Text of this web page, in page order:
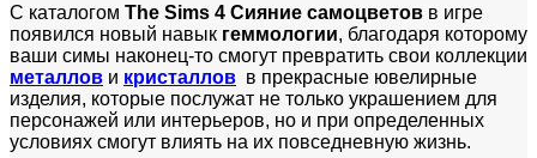
С каталогом The Sims 4 Сияние самоцветов в игре
появился новый навык геммологии, благодаря которому
ваши симы наконец-то смогут превратить свои коллекции
металлов и кристаллов в прекрасные ювелирные
изделия, которые послужат не только украшением для
персонажей или интерьеров, но и при определенных
условиях смогут влиять на их повседневную жизнь.